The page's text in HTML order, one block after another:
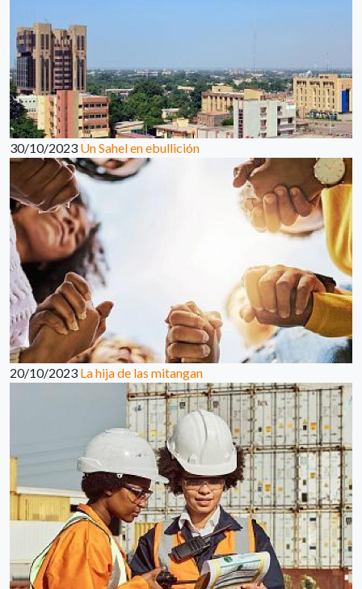
30/10/2023 Un Sahel en ebullición
20/10/2023 La hija de las mitangan